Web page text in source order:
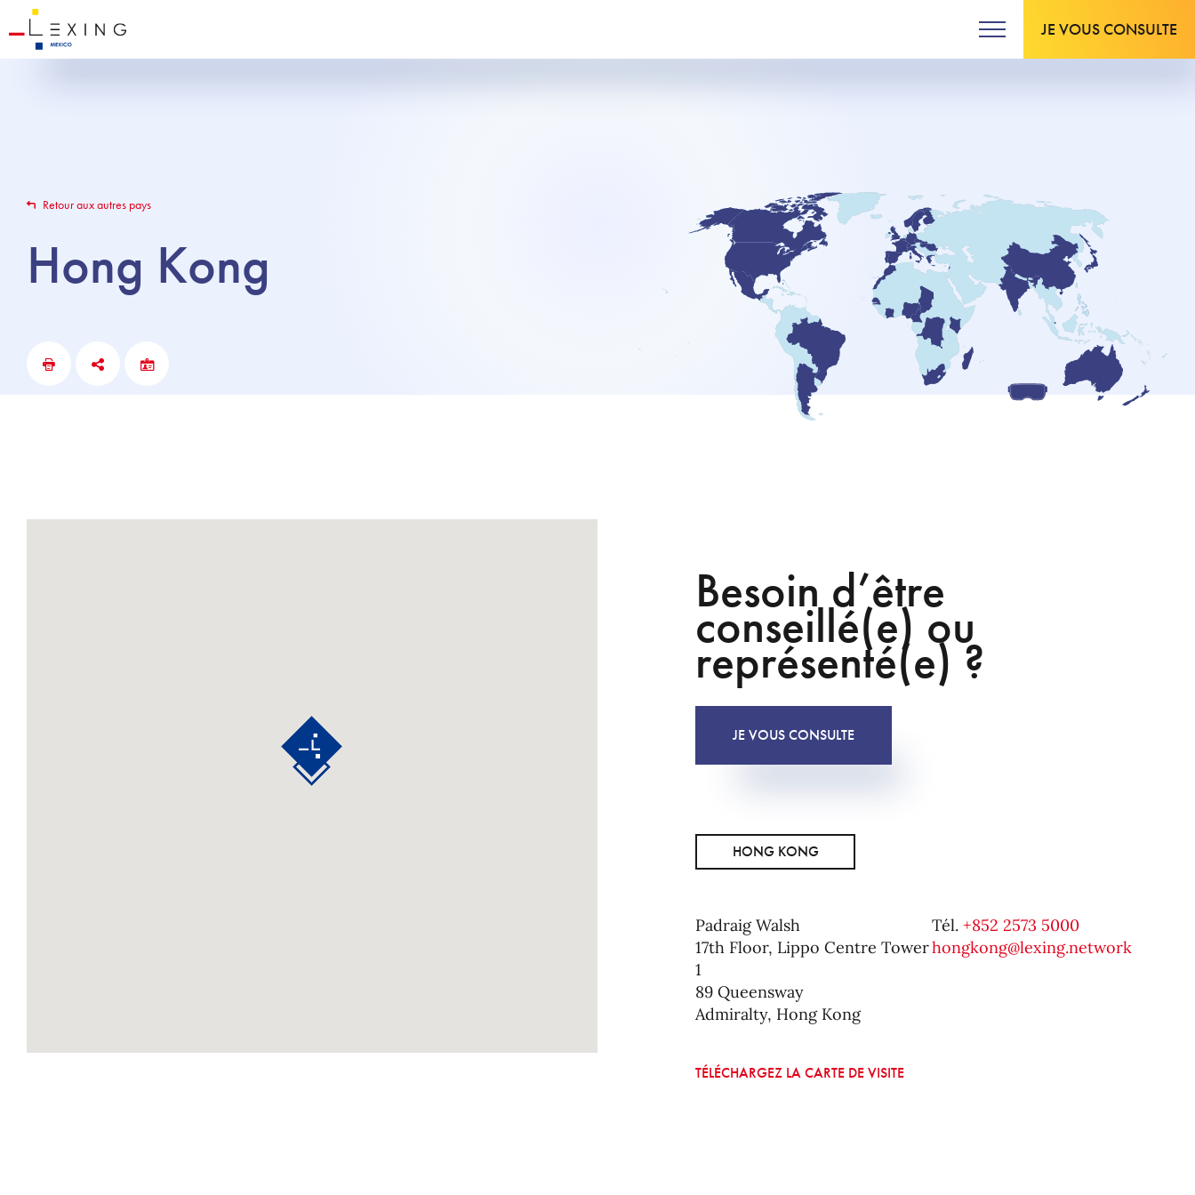
JE VOUS CONSULTE
Retour aux autres pays
Hong Kong
Besoin d’être
conseillé(e) ou
représenté(e) ?
JE VOUS CONSULTE
HONG KONG
Padraig Walsh
17th Floor, Lippo Centre Tower
1
89 Queensway
Admiralty, Hong Kong
Tél. +852 2573 5000
hongkong@lexing.network
TÉLÉCHARGEZ LA CARTE DE VISITE